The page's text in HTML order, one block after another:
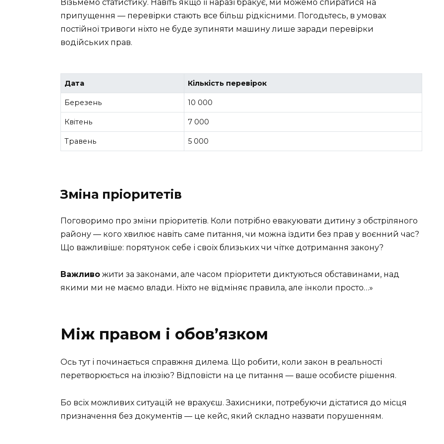
Візьмемо статистику. Навіть якщо її наразі бракує, ми можемо спиратися на
припущення — перевірки стають все більш рідкісними. Погодьтесь, в умовах
постійної тривоги ніхто не буде зупиняти машину лише заради перевірки
водійських прав.
Дата Кількість перевірок
Березень 10 000
Квітень 7 000
Травень 5 000
Зміна пріоритетів
Поговоримо про зміни пріоритетів. Коли потрібно евакуювати дитину з обстріляного
району — кого хвилює навіть саме питання, чи можна їздити без прав у воєнний час?
Що важливіше: порятунок себе і своїх близьких чи чітке дотримання закону?
Важливо жити за законами, але часом пріоритети диктуються обставинами, над
якими ми не маємо влади. Ніхто не відміняє правила, але інколи просто…»
Між правом і обов’язком
Ось тут і починається справжня дилема. Що робити, коли закон в реальності
перетворюється на ілюзію? Відповісти на це питання — ваше особисте рішення.
Бо всіх можливих ситуацій не врахуєш. Захисники, потребуючи дістатися до місця
призначення без документів — це кейс, який складно назвати порушенням.